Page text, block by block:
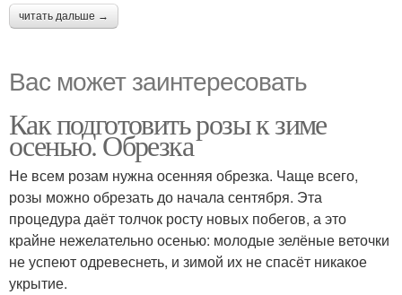
читать дальше →
Вас может заинтересовать
Как подготовить розы к зиме
осенью. Обрезка
Не всем розам нужна осенняя обрезка. Чаще всего,
розы можно обрезать до начала сентября. Эта
процедура даёт толчок росту новых побегов, а это
крайне нежелательно осенью: молодые зелёные веточки
не успеют одревеснеть, и зимой их не спасёт никакое
укрытие.